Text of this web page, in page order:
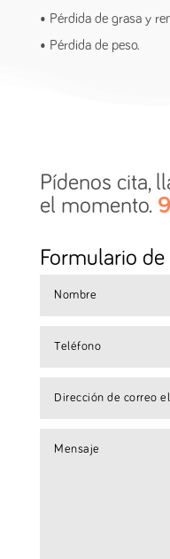
• Pérdida de grasa y
• Pérdida de peso.
Pídenos cita,
el momento.
Formulario